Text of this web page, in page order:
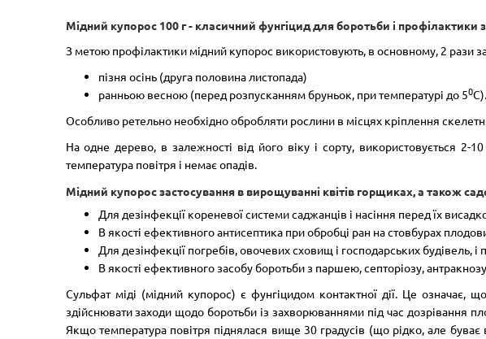
Мідний купорос 100 г - класичний фунгіцид для боротьби і профілактики
З метою профілактики мідний купорос використовують, в основному, 2 рази
пізня осінь (друга половина листопада)
ранньою весною (перед розпусканням бруньок, при температурі до 50С).
Особливо ретельно необхідно обробляти рослини в місцях кріплення
На одне дерево, в залежності від його віку і сорту, використовується 2-
температура повітря і немає опадів.
Мідний купорос застосування в вирощуванні квітів горщиках, а також
Для дезінфекції кореневої системи саджанців і насіння перед їх
В якості ефективного антисептика при обробці ран на стовбурах
Для дезінфекції погребів, овочевих сховищ і господарських будівель, і
В якості ефективного засобу боротьби з паршею, септоріозу,
Сульфат міді (мідний купорос) є фунгіцидом контактної дії. Це
здійснювати заходи щодо боротьби із захворюваннями під час дозрівання
Якщо температура повітря піднялася вище 30 градусів (що рідко, але